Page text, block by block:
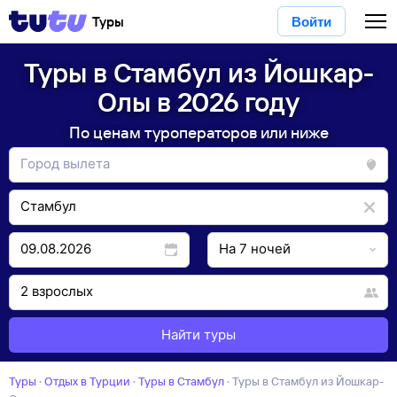
Туры Войти
Туры в Стамбул из Йошкар-
Олы в 2026 году
По ценам туроператоров или ниже
Найти туры
Туры · Отдых в Турции · Туры в Стамбул · Туры в Стамбул из Йошкар-